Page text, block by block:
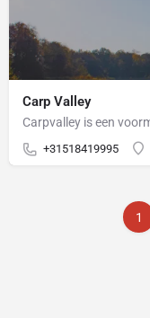
Carp Valley
+31518419995
1